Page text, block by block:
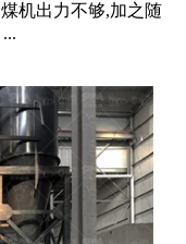
机出力不够,加之随